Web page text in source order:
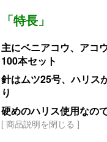
「特長」
主にベニアコウ、アコ
100本セット
針はムツ25号、ハリス
り
硬めのハリス使用なの
[ 商品説明を閉じる ]